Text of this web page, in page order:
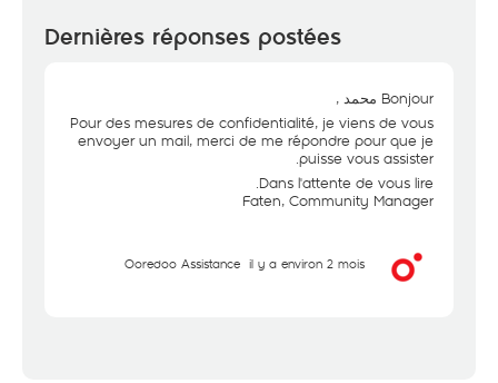
Dernières réponses postées
Bonjour محمد ,
Pour des mesures de confidentialité, je viens de vous
envoyer un mail, merci de me répondre pour que je
puisse vous assister.
Dans l'attente de vous lire.
Faten, Community Manager
Ooredoo Assistance il y a environ 2 mois